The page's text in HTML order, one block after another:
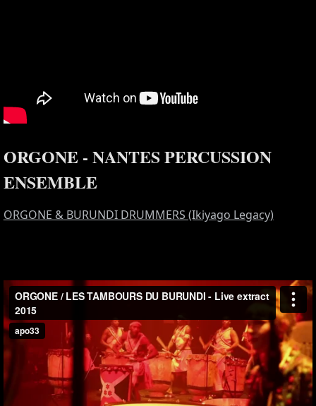
ORGONE - NANTES PERCUSSION
ENSEMBLE
ORGONE & BURUNDI DRUMMERS (Ikiyago Legacy)